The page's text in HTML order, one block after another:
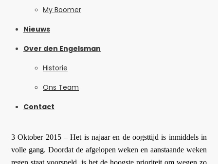
My Boomer
Nieuws
Over den Engelsman
Historie
Ons Team
Contact
3 Oktober 2015 – Het is najaar en de oogsttijd is inmiddels in
volle gang. Doordat de afgelopen weken en aanstaande weken
regen staat voorspeld, is het de hoogste prioriteit om wegen zo